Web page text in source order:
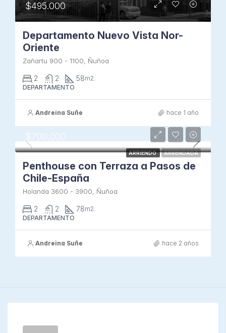
$495.000
Departamento Nuevo Vista Nor-
Oriente
Zañartu 900 - 1100, Ñuñoa
2 2 58m2.
DEPARTAMENTO
Andreina Suñe hace 1 año
ARRIENDO ARRENDADA
$700.000
Penthouse con Terraza a Pasos de
Chile-España
Holanda 3600 - 3900, Ñuñoa
2 2 78m2.
DEPARTAMENTO
Andreina Suñe hace 2 años